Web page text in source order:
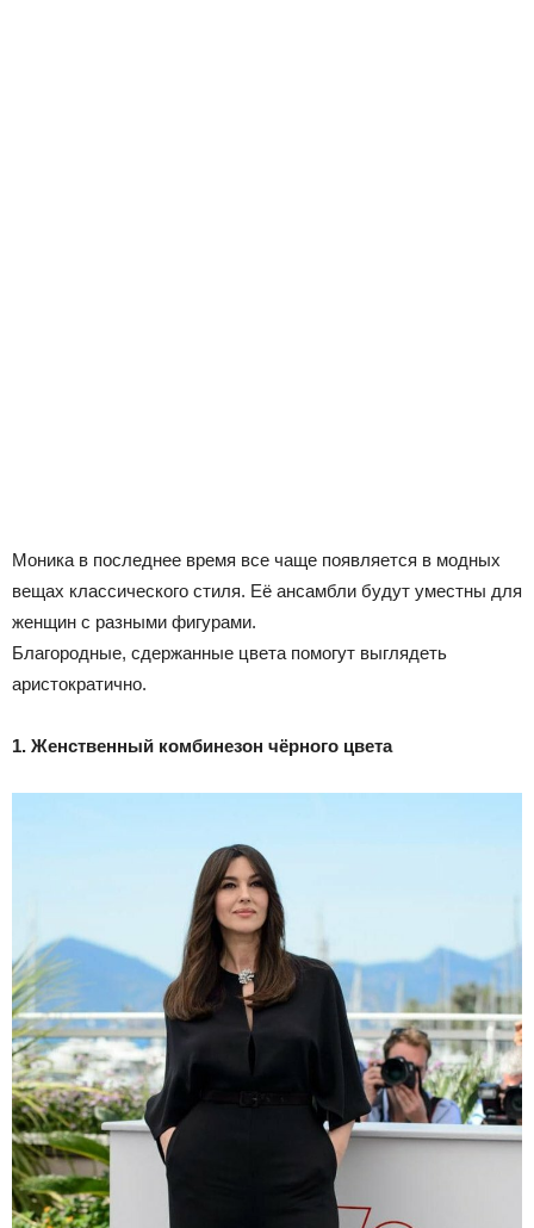
Моника в последнее время все чаще появляется в модных
вещах классического стиля. Её ансамбли будут уместны для
женщин с разными фигурами.
Благородные, сдержанные цвета помогут выглядеть
аристократично.
1. Женственный комбинезон чёрного цвета